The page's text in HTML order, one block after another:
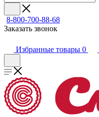
8-800-700-88-68
Заказать звонок
Избранные товары 0